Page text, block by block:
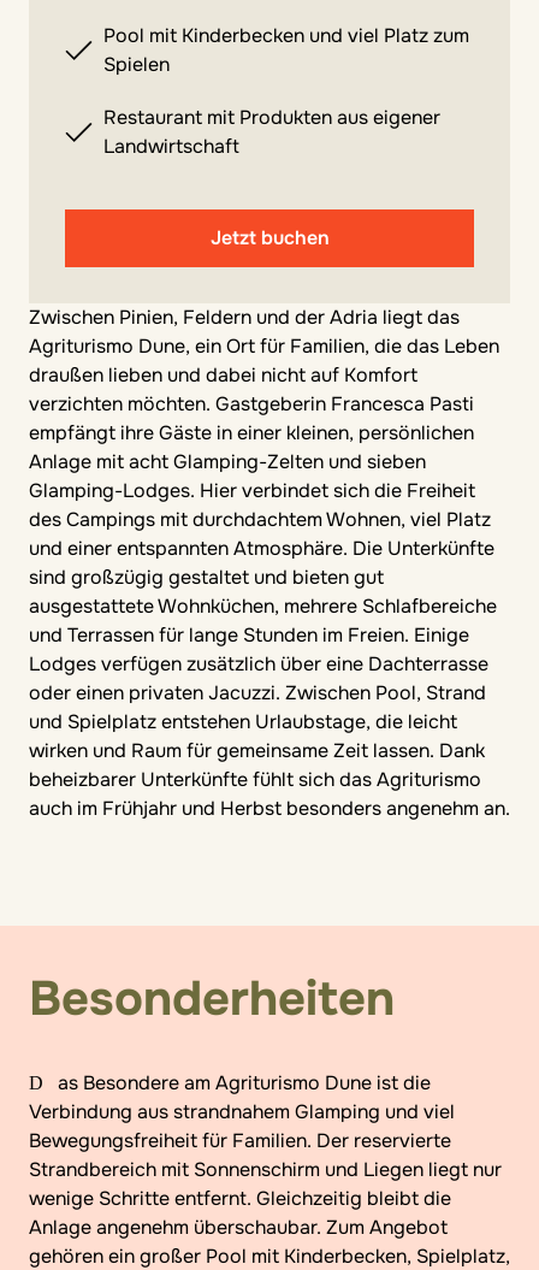
Pool mit Kinderbecken und viel Platz zum
Spielen
Restaurant mit Produkten aus eigener
Landwirtschaft
Jetzt buchen
Zwischen Pinien, Feldern und der Adria liegt das
Agriturismo Dune, ein Ort für Familien, die das Leben
draußen lieben und dabei nicht auf Komfort
verzichten möchten. Gastgeberin Francesca Pasti
empfängt ihre Gäste in einer kleinen, persönlichen
Anlage mit acht Glamping-Zelten und sieben
Glamping-Lodges. Hier verbindet sich die Freiheit
des Campings mit durchdachtem Wohnen, viel Platz
und einer entspannten Atmosphäre. Die Unterkünfte
sind großzügig gestaltet und bieten gut
ausgestattete Wohnküchen, mehrere Schlafbereiche
und Terrassen für lange Stunden im Freien. Einige
Lodges verfügen zusätzlich über eine Dachterrasse
oder einen privaten Jacuzzi. Zwischen Pool, Strand
und Spielplatz entstehen Urlaubstage, die leicht
wirken und Raum für gemeinsame Zeit lassen. Dank
beheizbarer Unterkünfte fühlt sich das Agriturismo
auch im Frühjahr und Herbst besonders angenehm an.
Besonderheiten
Das Besondere am Agriturismo Dune ist die
Verbindung aus strandnahem Glamping und viel
Bewegungsfreiheit für Familien. Der reservierte
Strandbereich mit Sonnenschirm und Liegen liegt nur
wenige Schritte entfernt. Gleichzeitig bleibt die
Anlage angenehm überschaubar. Zum Angebot
gehören ein großer Pool mit Kinderbecken, Spielplatz,